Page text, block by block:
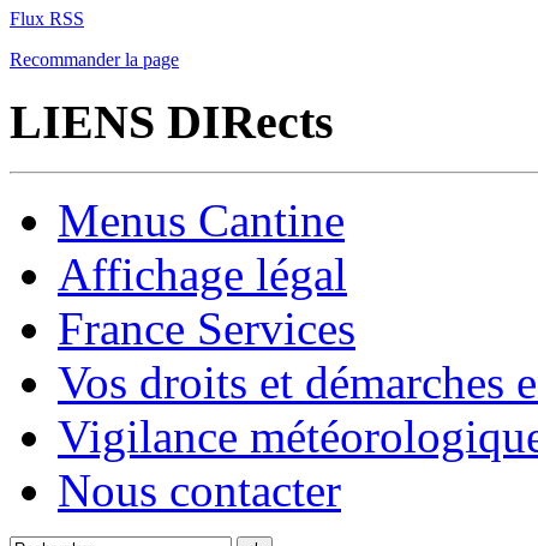
Flux RSS
Recommander la page
LIENS DIRects
Menus Cantine
Affichage légal
France Services
Vos droits et démarches
Vigilance
Nous contacter